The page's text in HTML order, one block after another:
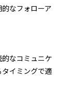
なフォローア
なコミュニケ
イミングで適